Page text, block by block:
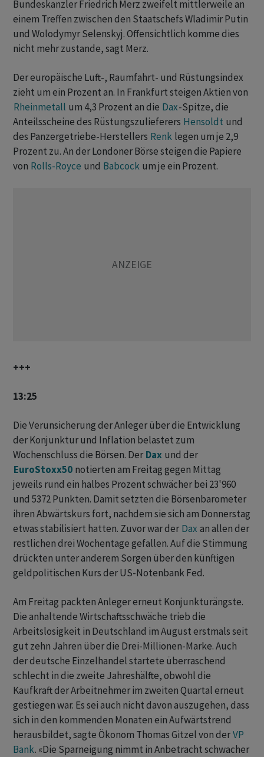
Bundeskanzler Friedrich Merz zweifelt mittlerweile an
einem Treffen zwischen den Staatschefs Wladimir Putin
und Wolodymyr Selenskyj. Offensichtlich komme dies
nicht mehr zustande, sagt Merz.
Der europäische Luft-, Raumfahrt- und Rüstungsindex
zieht um ein Prozent an. In Frankfurt steigen Aktien von
Rheinmetall um 4,3 Prozent an die Dax-Spitze, die
Anteilsscheine des Rüstungszulieferers Hensoldt und
des Panzergetriebe-Herstellers Renk legen um je 2,9
Prozent zu. An der Londoner Börse steigen die Papiere
von Rolls-Royce und Babcock um je ein Prozent.
+++
13:25
Die Verunsicherung der Anleger über die Entwicklung
der Konjunktur und Inflation belastet zum
Wochenschluss die Börsen. Der Dax und der
EuroStoxx50 notierten am Freitag gegen Mittag
jeweils rund ein halbes Prozent schwächer bei 23'960
und 5372 Punkten. Damit setzten die Börsenbarometer
ihren Abwärtskurs fort, nachdem sie sich am Donnerstag
etwas stabilisiert hatten. Zuvor war der Dax an allen der
restlichen drei Wochentage gefallen. Auf die Stimmung
drückten unter anderem Sorgen über den künftigen
geldpolitischen Kurs der US-Notenbank Fed.
Am Freitag packten Anleger erneut Konjunkturängste.
Die anhaltende Wirtschaftsschwäche trieb die
Arbeitslosigkeit in Deutschland im August erstmals seit
gut zehn Jahren über die Drei-Millionen-Marke. Auch
der deutsche Einzelhandel startete überraschend
schlecht in die zweite Jahreshälfte, obwohl die
Kaufkraft der Arbeitnehmer im zweiten Quartal erneut
gestiegen war. Es sei auch nicht davon auszugehen, dass
sich in den kommenden Monaten ein Aufwärtstrend
herausbildet, sagte Ökonom Thomas Gitzel von derVP
Bank. «Die Sparneigung nimmt in Anbetracht schwacher